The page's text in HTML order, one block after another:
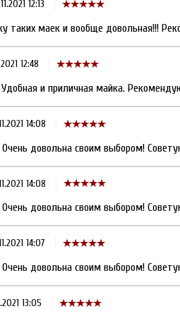
12:13
таких маек и вообще довольная!!!
12:48
и приличная майка.
14:08
довольна своим выбором!
14:08
довольна своим выбором!
14:07
довольна своим выбором!
13:05